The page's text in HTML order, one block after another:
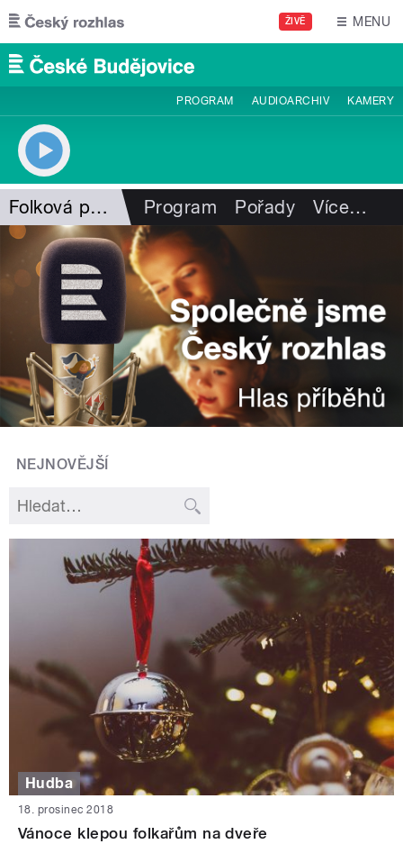
Přejít k hlavnímu obsahu
ŽIVĚ MENU
PROGRAM AUDIOARCHIV KAMERY
Folková pohlazení Program Pořady Více…
NEJNOVĚJŠÍ
Hudba
18. prosinec 2018
Vánoce klepou folkařům na dveře